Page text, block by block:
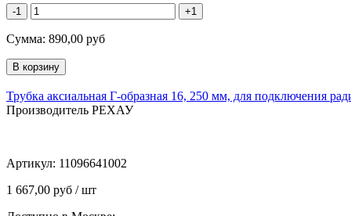
-1 +1
Сумма: 890,00 руб
Трубка аксиальная Г-образная 16, 250 мм, для подключения
Производитель РЕХАУ
Артикул: 11096641002
1 667,00 руб / шт